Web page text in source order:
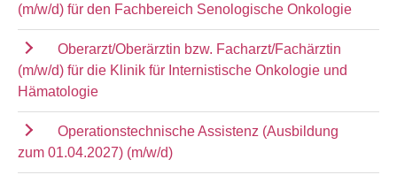
(m/w/d) für den Fachbereich Senologische Onkologie
Oberarzt/Oberärztin bzw. Facharzt/Fachärztin
(m/w/d) für die Klinik für Internistische Onkologie und
Hämatologie
Operationstechnische Assistenz (Ausbildung
zum 01.04.2027) (m/w/d)